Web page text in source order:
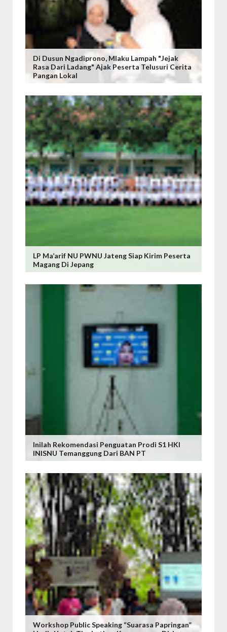
Di Dusun Ngadiprono, Mlaku Lampah "Jejak
Rasa Dari Ladang" Ajak Peserta Telusuri Cerita
Pangan Lokal
LP Ma’arif NU PWNU Jateng Siap Kirim Peserta
Magang Di Jepang
Inilah Rekomendasi Penguatan Prodi S1 HKI
INISNU Temanggung Dari BAN PT
Workshop Public Speaking “Suarasa Papringan”